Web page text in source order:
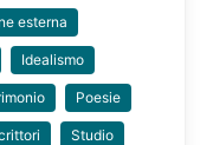
esterna
Idealismo
Poesie
Studio